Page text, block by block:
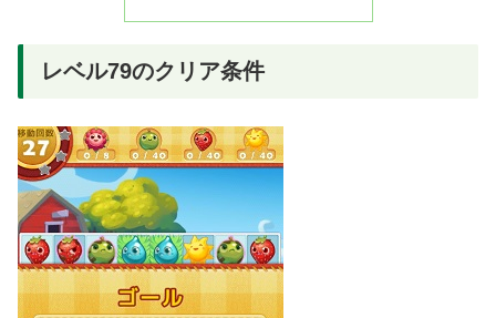
レベル79のクリア条件